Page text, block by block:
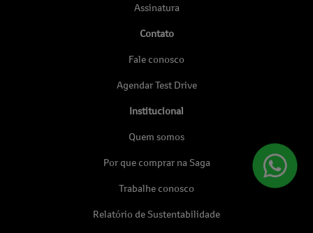
Assinatura
Contato
Fale conosco
Agendar Test Drive
Institucional
Quem somos
Por que comprar na Saga
Trabalhe conosco
Relatório de Sustentabilidade